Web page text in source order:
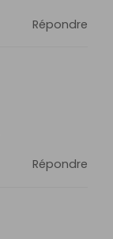
Répondre
Répondre